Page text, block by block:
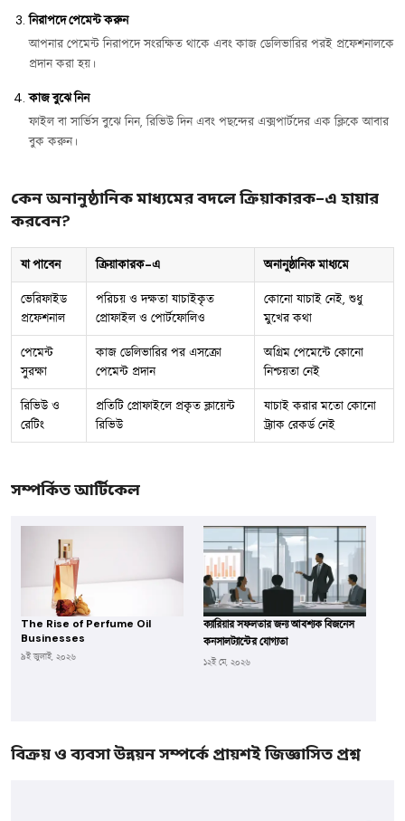
নিরাপদে পেমেন্ট করুন
আপনার পেমেন্ট নিরাপদে সংরক্ষিত থাকে এবং কাজ ডেলিভারির পরই প্রফেশনালকে
প্রদান করা হয়।
কাজ বুঝে নিন
ফাইল বা সার্ভিস বুঝে নিন, রিভিউ দিন এবং পছন্দের এক্সপার্টদের এক ক্লিকে আবার
বুক করুন।
কেন অনানুষ্ঠানিক মাধ্যমের বদলে ক্রিয়াকারক-এ হায়ার
করবেন?
যা পাবেন ক্রিয়াকারক-এ অনানুষ্ঠানিক মাধ্যমে
ভেরিফাইড
প্রফেশনাল
পরিচয় ও দক্ষতা যাচাইকৃত
প্রোফাইল ও পোর্টফোলিও
কোনো যাচাই নেই, শুধু
মুখের কথা
পেমেন্ট
সুরক্ষা
কাজ ডেলিভারির পর এসক্রো
পেমেন্ট প্রদান
অগ্রিম পেমেন্টে কোনো
নিশ্চয়তা নেই
রিভিউ ও
রেটিং
প্রতিটি প্রোফাইলে প্রকৃত ক্লায়েন্ট
রিভিউ
যাচাই করার মতো কোনো
ট্র্যাক রেকর্ড নেই
সম্পর্কিত আর্টিকেল
The Rise of Perfume Oil
Businesses
৯ই জুলাই, ২০২৬
ক্যারিয়ার সফলতার জন্য আবশ্যক বিজনেস
কনসালট্যান্টের যোগ্যতা
১২ই মে, ২০২৬
বিক্রয় ও ব্যবসা উন্নয়ন সম্পর্কে প্রায়শই জিজ্ঞাসিত প্রশ্ন